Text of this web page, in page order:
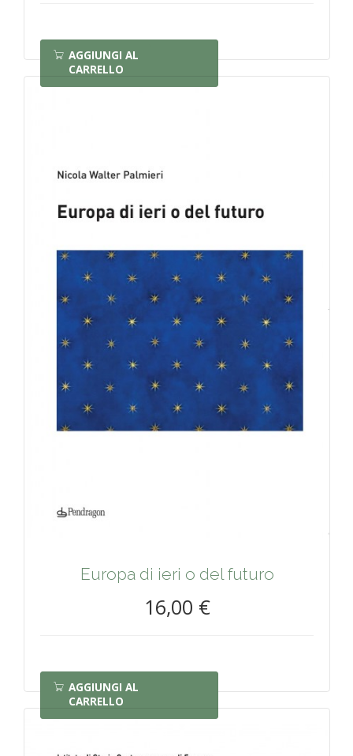
AGGIUNGI AL
CARRELLO
Europa di ieri o del futuro
16,00 €
AGGIUNGI AL
CARRELLO